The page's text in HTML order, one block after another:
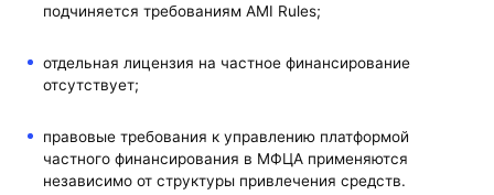
подчиняется требованиям AMI Rules;
отдельная лицензия на частное финансирование
отсутствует;
правовые требования к управлению платформой
частного финансирования в МФЦА применяются
независимо от структуры привлечения средств.